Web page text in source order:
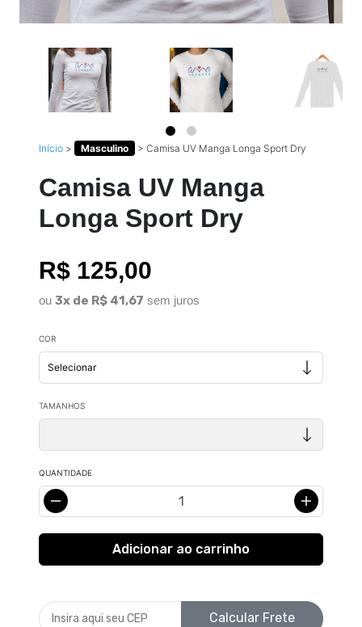
Início > Masculino > Camisa UV Manga Longa Sport Dry
Camisa UV Manga
Longa Sport Dry
R$ 125,00
ou 3x de R$ 41,67 sem juros
COR
TAMANHOS
QUANTIDADE
Calcular Frete